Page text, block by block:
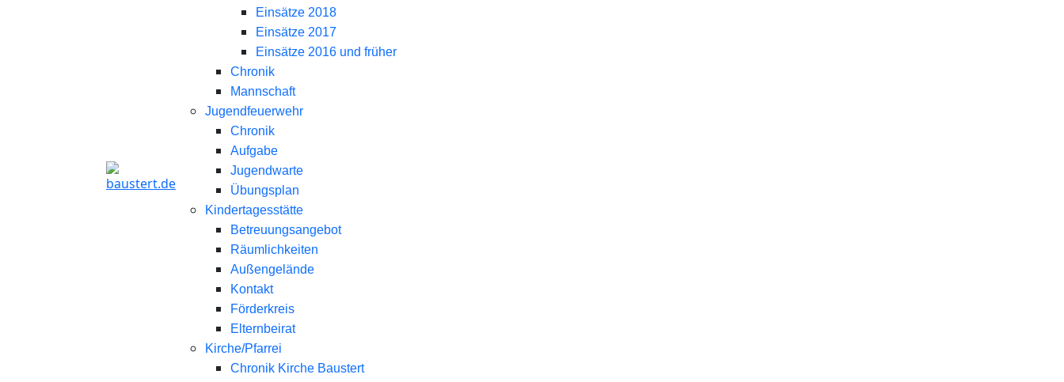
Einsätze 2018
Einsätze 2017
Einsätze 2016 und früher
Chronik
Mannschaft
Jugendfeuerwehr
Chronik
Aufgabe
Jugendwarte
Übungsplan
Kindertagesstätte
Betreuungsangebot
Räumlichkeiten
Außengelände
Kontakt
Förderkreis
Elternbeirat
Kirche/Pfarrei
Chronik Kirche Baustert